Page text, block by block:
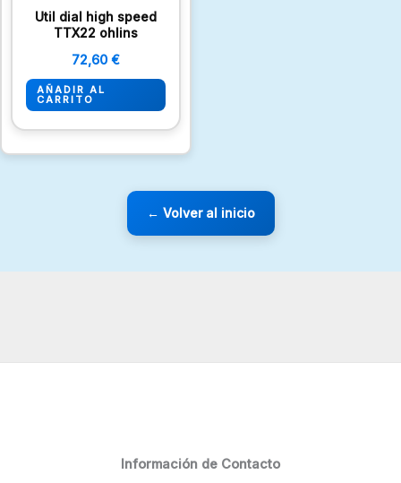
Util dial high speed
TTX22 ohlins
72,60 €
AÑADIR AL
CARRITO
← Volver al inicio
Información de Contacto